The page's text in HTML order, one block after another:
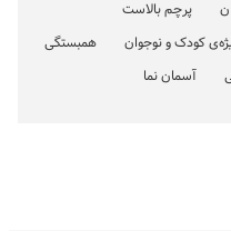
پرچم بالاست
کودک و نوجوان
همبستگی
آسمان نما